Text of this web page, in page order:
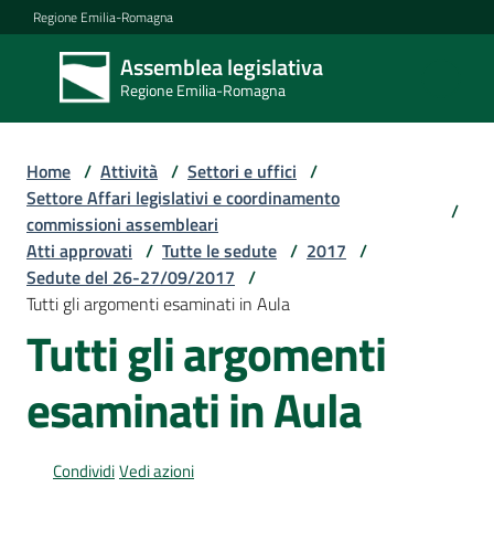
Vai al contenuto
Vai alla navigazione
Vai al footer
Regione Emilia-Romagna
Assemblea legislativa
Regione Emilia-Romagna
Assemblea
legislativa
Regione Emilia-
Assemblea
Attività
Argomenti
Home / Attività / Settori e uffici /
Settore Affari legislativi e coordinamento
commissioni assembleari
/
Atti approvati / Tutte le sedute / 2017 /
Sedute del 26-27/09/2017 /
Tutti gli argomenti esaminati in Aula
Tutti gli argomenti
esaminati in Aula
CondividiVedi azioni